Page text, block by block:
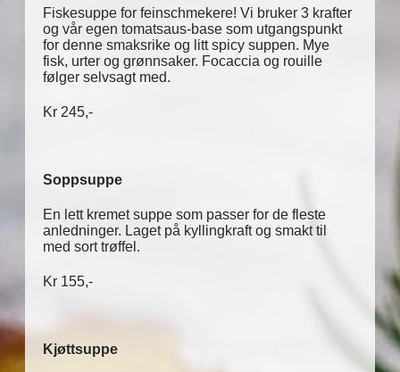
Fiskesuppe for feinschmekere! Vi bruker 3 krafter
og vår egen tomatsaus-base som utgangspunkt
for denne smaksrike og litt spicy suppen. Mye
fisk, urter og grønnsaker. Focaccia og rouille
følger selvsagt med.
Kr 245,-
Soppsuppe
En lett kremet suppe som passer for de fleste
anledninger. Laget på kyllingkraft og smakt til
med sort trøffel.
Kr 155,-
Kjøttsuppe